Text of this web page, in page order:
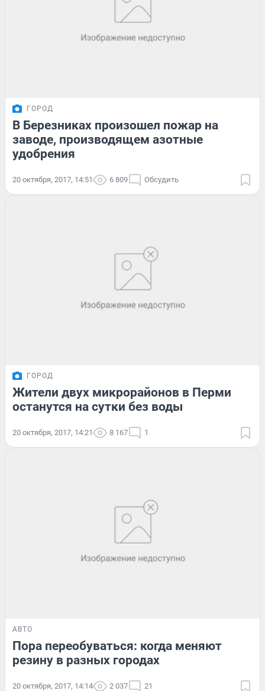
ГОРОД
В Березниках произошел пожар на
заводе, производящем азотные
удобрения
20 октября, 2017, 14:51 6 809 Обсудить
ГОРОД
Жители двух микрорайонов в Перми
останутся на сутки без воды
20 октября, 2017, 14:21 8 167 1
АВТО
Пора переобуваться: когда меняют
резину в разных городах
20 октября, 2017, 14:14 2 037 21